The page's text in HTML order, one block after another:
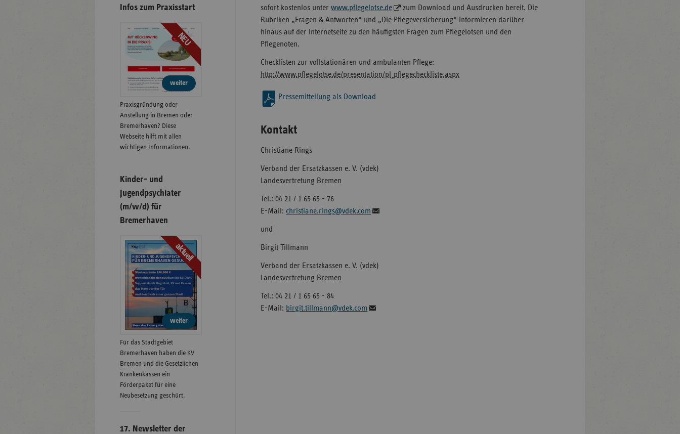
sofort kostenlos unterwww.pflegelotse.de
zum Download und Ausdrucken bereit. Die
Rubriken „Fragen & Antworten“ und „Die Pflegeversicherung“ informieren darüber
hinaus auf der Internetseite zu den häufigsten Fragen zum Pflegelotsen und den
Pflegenoten.
Checklisten zur vollstationären und ambulanten Pflege:
http://www.pflegelotse.de/presentation/pl_pflegecheckliste.aspx
Pressemitteilung als Download
Kontakt
Christiane Rings
Verband der Ersatzkassen e. V. (vdek)
Landesvertretung Bremen
Tel.: 04 21 / 1 65 65 - 76
E-Mail: christiane.rings@vdek.com
und
Birgit Tillmann
Verband der Ersatzkassen e. V. (vdek)
Landesvertretung Bremen
Tel.: 04 21 / 1 65 65 - 84
E-Mail: birgit.tillmann@vdek.com
Infos zum Praxisstart
NEU
weiter
Praxisgründung oder
Anstellung in Bremen oder
Bremerhaven? Diese
Webseite hilft mit allen
wichtigen Informationen.
Kinder- und
Jugendpsychiater
(m/w/d) für
Bremerhaven
aktuell
weiter
Für das Stadtgebiet
Bremerhaven haben die KV
Bremen und die Gesetzlichen
Krankenkassen ein
Förderpaket für eine
Neubesetzung geschürt.
17. Newsletter der